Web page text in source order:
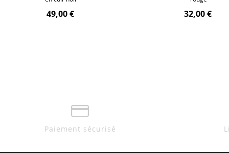
49,00 € 32,00 €
Paiement sécurisé